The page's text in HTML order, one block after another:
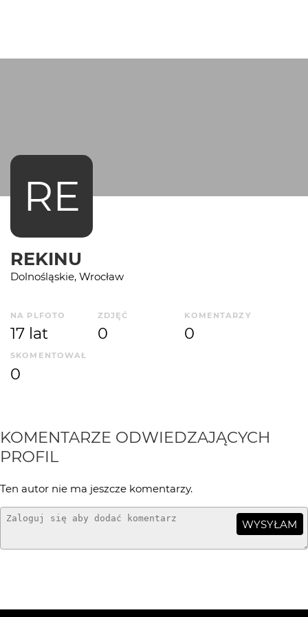
RE
REKINU
Dolnośląskie, Wrocław
NA PLFOTO
17 lat
ZDJĘĆ
0
KOMENTARZY
0
SKOMENTOWAŁ
0
KOMENTARZE ODWIEDZAJĄCYCH
PROFIL
Ten autor nie ma jeszcze komentarzy.
WYSYŁAM